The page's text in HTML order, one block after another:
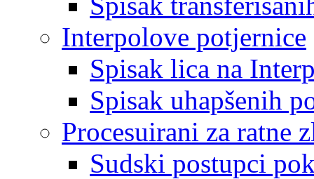
Interpolove potjernice
Spisak lica na
Spisak uhapšenih
Procesuirani za ratne
Sudski postupci